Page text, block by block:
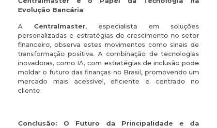
Evolução Bancária
A Centralmaster, especialista em soluções
personalizadas e estratégias de crescimento no setor
financeiro, observa estes movimentos como sinais de
transformação positiva. A combinação de tecnologias
inovadoras, como IA, com estratégias de inclusão pode
moldar o futuro das finanças no Brasil, promovendo um
mercado mais acessível, eficiente e centrado no
cliente.
Conclusão: O Futuro da Principalidade e da